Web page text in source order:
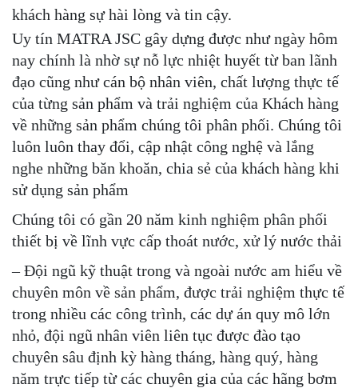
khách hàng sự hài lòng và tin cậy.
Uy tín MATRA JSC gây dựng được như ngày hôm
nay chính là nhờ sự nỗ lực nhiệt huyết từ ban lãnh
đạo cũng như cán bộ nhân viên, chất lượng thực tế
của từng sản phẩm và trải nghiệm của Khách hàng
về những sản phẩm chúng tôi phân phối. Chúng tôi
luôn luôn thay đổi, cập nhật công nghệ và lắng
nghe những băn khoăn, chia sẻ của khách hàng khi
sử dụng sản phẩm
Chúng tôi có gần 20 năm kinh nghiệm phân phối
thiết bị về lĩnh vực cấp thoát nước, xử lý nước thải
– Đội ngũ kỹ thuật trong và ngoài nước am hiểu về
chuyên môn về sản phẩm, được trải nghiệm thực tế
trong nhiều các công trình, các dự án quy mô lớn
nhỏ, đội ngũ nhân viên liên tục được đào tạo
chuyên sâu định kỳ hàng tháng, hàng quý, hàng
năm trực tiếp từ các chuyên gia của các hãng bơm